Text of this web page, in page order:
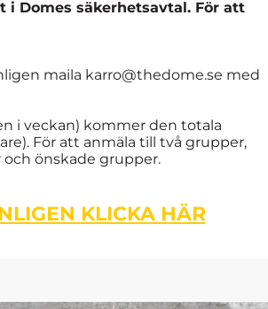
Domes säkerhetsavtal. För att
maila karro@thedome.se med
i veckan) kommer den totala
För att anmäla till två grupper,
önskade grupper.
KLICKA HÄR